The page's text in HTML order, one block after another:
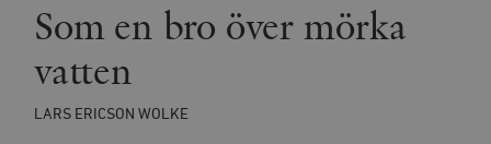
Som en bro över mörka
vatten
LARS ERICSON WOLKE
_hjSession_675006 .timbro.se